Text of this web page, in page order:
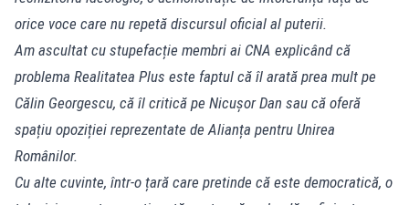
orice voce care nu repetă discursul oficial al puterii.
Am ascultat cu stupefacție membri ai CNA explicând că
problema Realitatea Plus este faptul că îl arată prea mult pe
Călin Georgescu, că îl critică pe Nicușor Dan sau că oferă
spațiu opoziției reprezentate de Alianța pentru Unirea
Românilor.
Cu alte cuvinte, într-o țară care pretinde că este democratică, o